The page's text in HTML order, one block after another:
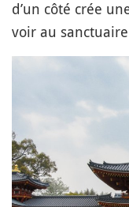
d’un côté crée
voir au sanctuaire